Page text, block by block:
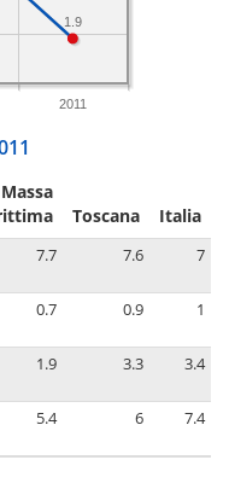
2011
1.9
Massa
Toscana Italia
7.7 7.6 7
0.7 0.9 1
1.9 3.3 3.4
5.4 6 7.4